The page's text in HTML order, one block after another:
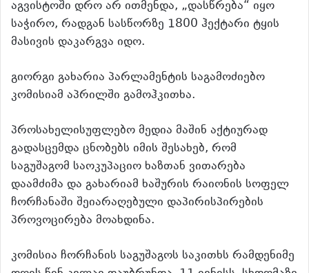
აგვისტოში დრო არ ითმენდა, „დასწრება“ იყო
საჭირო, რადგან სასწორზე 1800 ჰექტარი ტყის
მასივის დაკარგვა იდო.
გიორგი გახარია პარლამენტის საგამოძიებო
კომისიამ აპრილში გამოჰკითხა.
პროსახელისუფლებო მედია მაშინ აქტიურად
გადასცემდა ცნობებს იმის შესახებ, რომ
საგუშაგომ საოკუპაციო ხაზთან ვითარება
დაამძიმა და გახარიამ ხაშურის რაიონის სოფელ
ჩორჩანაში შეიარაღებული დაპირისპირების
პროვოცირება მოახდინა.
კომისია ჩორჩანის საგუშაგოს საკითხს რამდენიმე